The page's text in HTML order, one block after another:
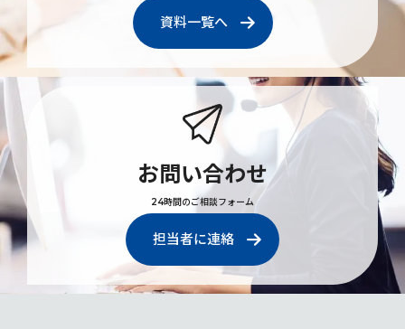
資料一覧へ
お問い合わせ
24時間のご相談フォーム
担当者に連絡